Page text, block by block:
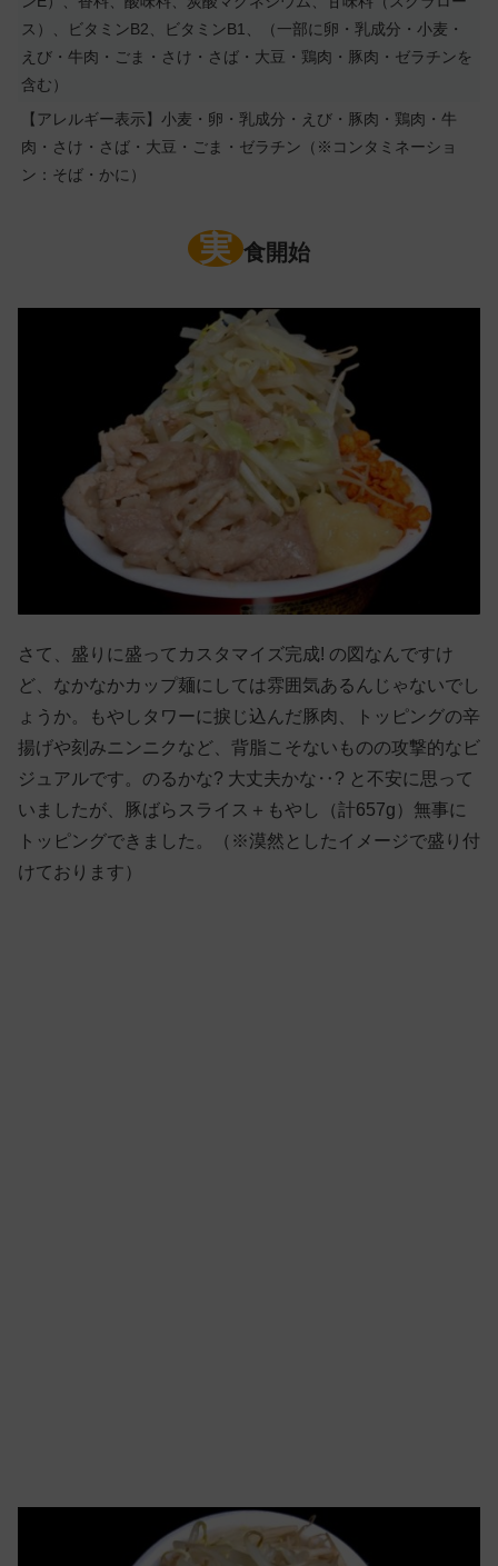
ス）、ビタミンB2、ビタミンB1、（一部に卵・乳成分・小麦・
えび・牛肉・ごま・さけ・さば・大豆・鶏肉・豚肉・ゼラチンを
含む）
【アレルギー表示】小麦・卵・乳成分・えび・豚肉・鶏肉・牛
肉・さけ・さば・大豆・ごま・ゼラチン（※コンタミネーショ
ン：そば・かに）
実 食開始
さて、盛りに盛ってカスタマイズ完成! の図なんですけ
ど、なかなかカップ麺にしては雰囲気あるんじゃないでし
ょうか。もやしタワーに捩じ込んだ豚肉、トッピングの辛
揚げや刻みニンニクなど、背脂こそないものの攻撃的なビ
ジュアルです。のるかな? 大丈夫かな‥? と不安に思って
いましたが、豚ばらスライス＋もやし（計657g）無事に
トッピングできました。（※漠然としたイメージで盛り付
けております）